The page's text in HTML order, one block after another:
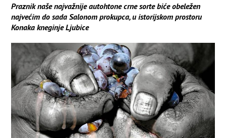
Praznik naše najvažnije autohtone crne sorte biće obeležen
najvećim do sada Salonom prokupca, u istorijskom prostoru
Konaka kneginje Ljubice